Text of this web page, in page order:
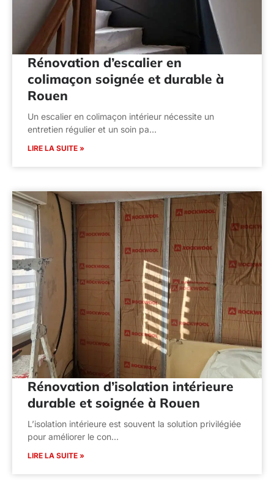
Rénovation d’escalier en
colimaçon soignée et durable à
Rouen
Un escalier en colimaçon intérieur nécessite un
entretien régulier et un soin pa…
LIRE LA SUITE »
Rénovation d’isolation intérieure
durable et soignée à Rouen
L’isolation intérieure est souvent la solution privilégiée
pour améliorer le con…
LIRE LA SUITE »